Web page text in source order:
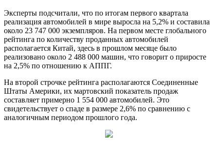
Эксперты подсчитали, что по итогам первого квартала
реализация автомобилей в мире выросла на 5,2% и составила
около 23 747 000 экземпляров. На первом месте глобального
рейтинга по количеству проданных автомобилей
располагается Китай, здесь в прошлом месяце было
реализовано около 2 488 000 машин, что говорит о приросте
на 2,5% по отношению к АППГ.
На второй строчке рейтинга располагаются Соединенные
Штаты Америки, их мартовский показатель продаж
составляет примерно 1 554 000 автомобилей. Это
свидетельствует о спаде в размере 2,6% по сравнению с
аналогичным периодом прошлого года.